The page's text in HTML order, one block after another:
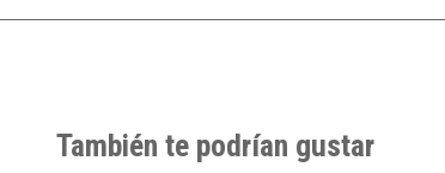
También te podrían gustar